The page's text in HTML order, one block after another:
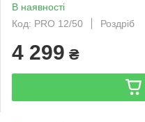
В наявності
Код: PRO 12/50
Роздріб
4 299 ₴